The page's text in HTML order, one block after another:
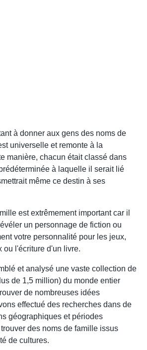
à donner aux gens des noms de
universelle et remonte à la
manière, chacun était classé dans
à laquelle il serait lié
même ce destin à ses
est extrêmement important car il
un personnage de fiction ou
votre personnalité pour les jeux,
ou l'écriture d'un livre.
et analysé une vaste collection de
de 1,5 million) du monde entier
de nombreuses idées
effectué des recherches dans de
géographiques et périodes
des noms de famille issus
de cultures.